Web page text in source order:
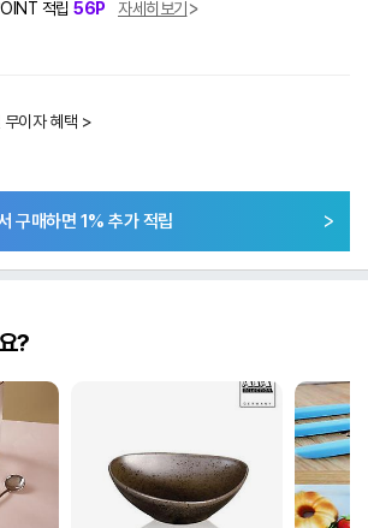
적립 56P
자세히보기
무이자 혜택 >
구매하면 1% 추가 적립
?